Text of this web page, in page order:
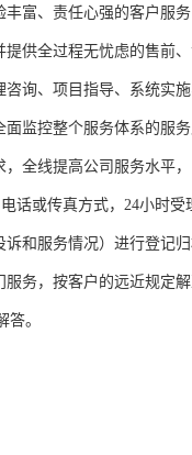
富、责任心强的客户服
供全过程无忧虑的售前
咨询、项目指导、系统实
监控整个服务体系的服
，全线提高公司服务水平
话或传真方式，24小时
诉和服务情况）进行登记
务，按客户的远近规定
答。